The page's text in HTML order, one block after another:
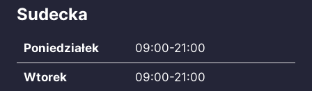
Sudecka
Poniedziałek 09:00-21:00
Wtorek 09:00-21:00